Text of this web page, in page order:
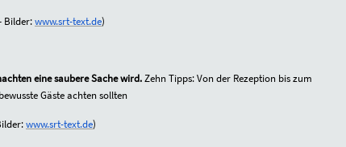
Bilder:www.srt-text.de)
eine saubere Sache wird.Zehn Tipps: Von der Rezeption bis zum
Gäste achten sollten
www.srt-text.de)